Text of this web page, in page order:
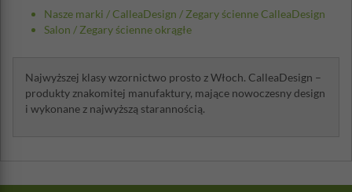
Nasze marki /CalleaDesign / Zegary ścienne CalleaDesign
Salon / Zegary ścienne okrągłe
Najwyższej klasy wzornictwo prosto z Włoch. CalleaDesign –
produkty znakomitej manufaktury, mające nowoczesny design
i wykonane z najwyższą starannością.